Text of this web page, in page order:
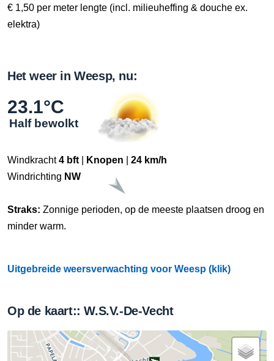
€ 1,50 per meter lengte (incl. milieuheffing & douche ex.
elektra)
Het weer in Weesp, nu:
23.1°C
Half bewolkt
Windkracht4 bft Knopen
24 km/h
Windrichting NW
Straks: Zonnige perioden, op de meeste plaatsen droog en
minder warm.
Uitgebreide weersverwachting voor Weesp (klik)
Op de kaart:: W.S.V.-De-Vecht